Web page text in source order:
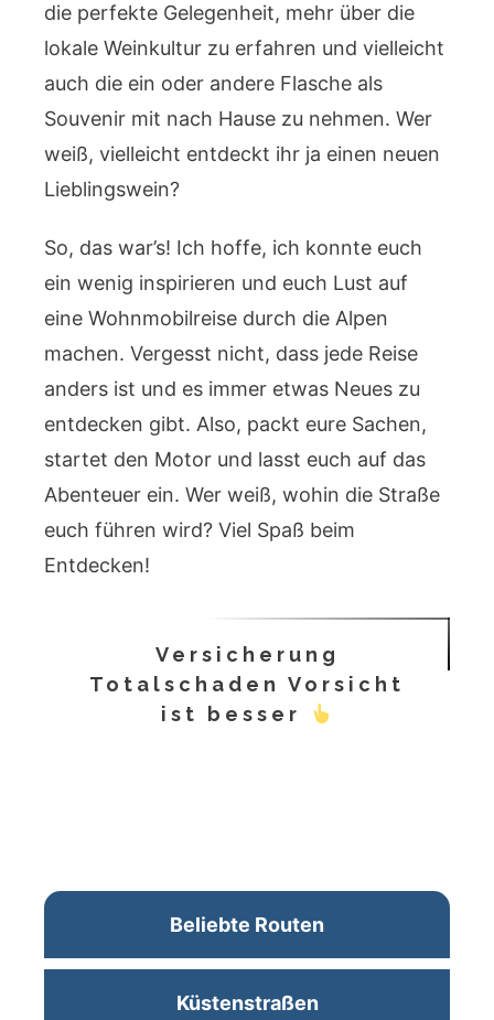
die perfekte Gelegenheit, mehr über die
lokale Weinkultur zu erfahren und vielleicht
auch die ein oder andere Flasche als
Souvenir mit nach Hause zu nehmen. Wer
weiß, vielleicht entdeckt ihr ja einen neuen
Lieblingswein?
So, das war’s! Ich hoffe, ich konnte euch
ein wenig inspirieren und euch Lust auf
eine Wohnmobilreise durch die Alpen
machen. Vergesst nicht, dass jede Reise
anders ist und es immer etwas Neues zu
entdecken gibt. Also, packt eure Sachen,
startet den Motor und lasst euch auf das
Abenteuer ein. Wer weiß, wohin die Straße
euch führen wird? Viel Spaß beim
Entdecken!
Versicherung
Totalschaden Vorsicht
ist besser
Beliebte Routen
Küstenstraßen